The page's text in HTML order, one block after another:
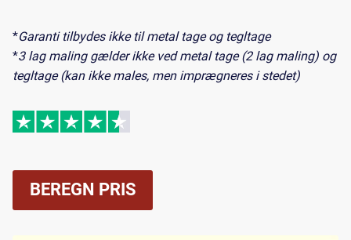
*Garanti tilbydes ikke til metal tage og tegltage
*3 lag maling gælder ikke ved metal tage (2 lag maling) og
tegltage (kan ikke males, men imprægneres i stedet)
BEREGN PRIS